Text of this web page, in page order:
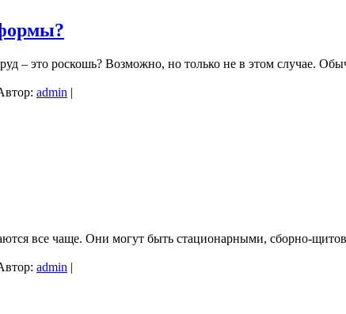
– это роскошь? Возможно, но только не в этом случае.
admin |
все чаще. Они могут быть стационарными, сборно-
admin |